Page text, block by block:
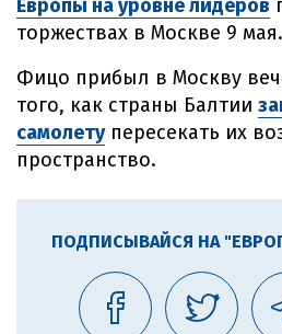
Европы на уровне лидеров
торжествах в Москве 9 мая.
Фицо прибыл в Москву
того, как страны Балтии
самолетупересекать их
пространство.
ПОДПИСЫВАЙСЯ НА